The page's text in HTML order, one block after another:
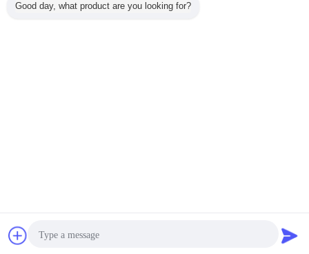
Chiacchierare
Good day, what product are you looking for?